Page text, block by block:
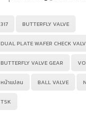
317 BUTTERFLY VALVE
DUAL PLATE WAFER CHECK
BUTTERFLY VALVE GEAR
หน้าแปลน BALL VALVE
TSK